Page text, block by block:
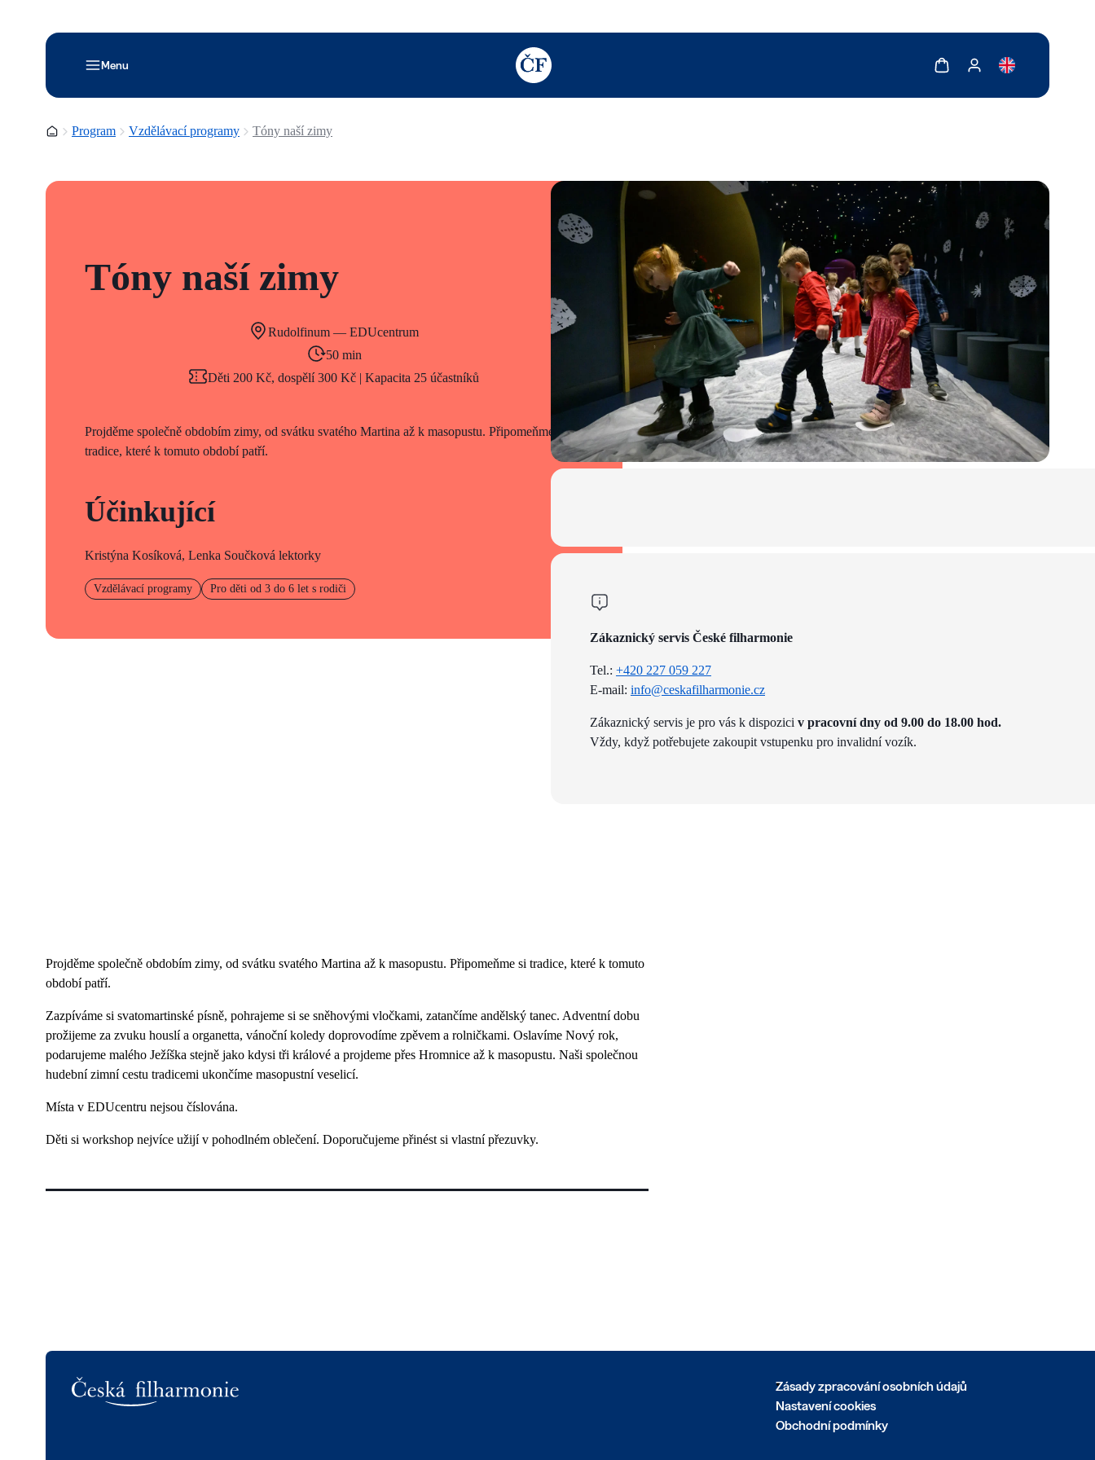
Menu
TODO: Add description for reader
Zobrazit košíkZobrazit můj účet
Domovská stránka
Program Vzdělávací programy Tóny naší zimy
Tóny naší zimy
Rudolfinum — EDUcentrum
50 min
Děti 200 Kč, dospělí 300 Kč | Kapacita 25 účastníků
Projděme společně obdobím zimy, od svátku svatého Martina až k masopustu. Připomeňme si
tradice, které k tomuto období patří.
Účinkující
Kristýna Kosíková, Lenka Součková lektorky
Vzdělávací programy Pro děti od 3 do 6 let s rodiči
Zákaznický servis České filharmonie
Tel.: +420 227 059 227
E-mail: info@ceskafilharmonie.cz
Zákaznický servis je pro vás k dispozici v pracovní dny od 9.00 do 18.00 hod.
Vždy, když potřebujete zakoupit vstupenku pro invalidní vozík.
Projděme společně obdobím zimy, od svátku svatého Martina až k masopustu. Připomeňme si tradice, které k tomuto
období patří.
Zazpíváme si svatomartinské písně, pohrajeme si se sněhovými vločkami, zatančíme andělský tanec. Adventní dobu
prožijeme za zvuku houslí a organetta, vánoční koledy doprovodíme zpěvem a rolničkami. Oslavíme Nový rok,
podarujeme malého Ježíška stejně jako kdysi tři králové a projdeme přes Hromnice až k masopustu. Naši společnou
hudební zimní cestu tradicemi ukončíme masopustní veselicí.
Místa v EDUcentru nejsou číslována.
Děti si workshop nejvíce užijí v pohodlném oblečení. Doporučujeme přinést si vlastní přezuvky.
Zásady zpracování osobních údajů
Nastavení cookies
Obchodní podmínky